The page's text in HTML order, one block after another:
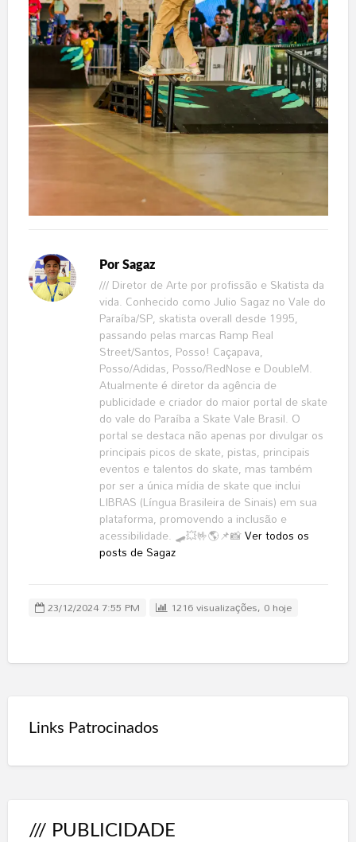
Por Sagaz
/// Diretor de Arte por profissão e Skatista da
vida. Conhecido como Julio Sagaz no Vale do
Paraíba/SP, skatista overall desde 1995,
passando pelas marcas Ramp Real
Street/Santos, Posso! Caçapava,
Posso/Adidas, Posso/RedNose e DoubleM.
Atualmente é diretor da agência de
publicidade e criador do maior portal de skate
do vale do Paraíba a Skate Vale Brasil. O
portal se destaca não apenas por divulgar os
principais picos de skate, pistas, principais
eventos e talentos do skate, mas também
por ser a única mídia de skate que inclui
LIBRAS (Língua Brasileira de Sinais) em sua
plataforma, promovendo a inclusão e
acessibilidade. 🛹💥🤟🌎📌📸Ver todos os
posts de Sagaz
23/12/2024 7:55 PM 1216 visualizações, 0 hoje
Links Patrocinados
/// PUBLICIDADE